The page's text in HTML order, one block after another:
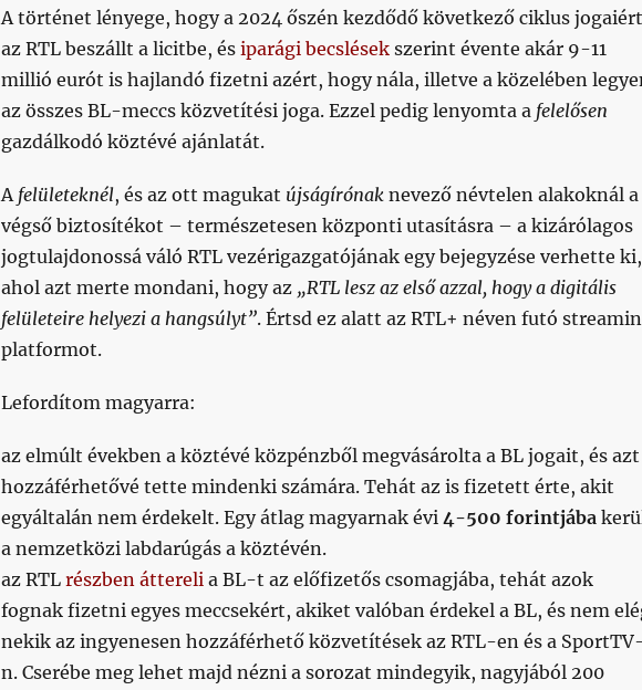
A történet lényege, hogy a 2024 őszén kezdődő következő ciklus jogaiért
az RTL beszállt a licitbe, és iparági becslésekszerint évente akár 9-11
millió eurót is hajlandó fizetni azért, hogy nála, illetve a közelében
az összes BL-meccs közvetítési joga. Ezzel pedig lenyomta a felelősen
gazdálkodó köztévé ajánlatát.
A felületeknél, és az ott magukat újságírónaknevező névtelen alakoknál a
végső biztosítékot – természetesen központi utasításra – a kizárólagos
jogtulajdonossá váló RTL vezérigazgatójának egy bejegyzése verhette ki,
ahol azt merte mondani, hogy az „RTL lesz az első azzal, hogy a digitális
felületeire helyezi a hangsúlyt”. Értsd ez alatt az RTL+ néven futó
platformot.
Lefordítom magyarra:
az elmúlt években a köztévé közpénzből megvásárolta a BL jogait, és azt
hozzáférhetővé tette mindenki számára. Tehát az is fizetett érte, akit
egyáltalán nem érdekelt. Egy átlag magyarnak évi 4-500 forintjába
a nemzetközi labdarúgás a köztévén.
az RTL részben áttereli a BL-t az előfizetős csomagjába, tehát azok
fognak fizetni egyes meccsekért, akiket valóban érdekel a BL, és nem
nekik az ingyenesen hozzáférhető közvetítések az RTL-en és a
n. Cserébe meg lehet majd nézni a sorozat mindegyik, nagyjából 200